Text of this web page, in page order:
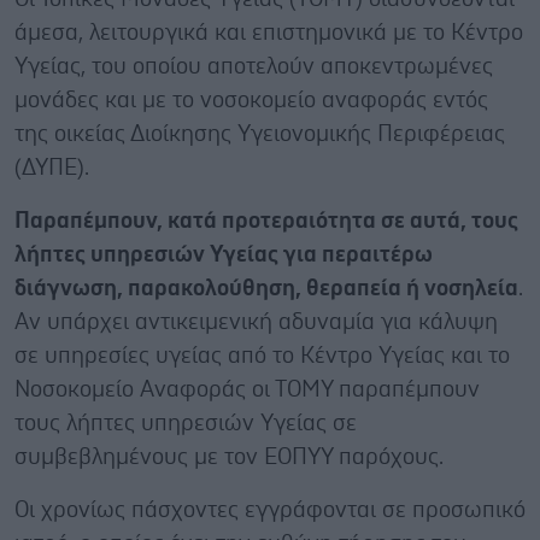
άμεσα, λειτουργικά και επιστημονικά με το Κέντρο
Υγείας, του οποίου αποτελούν αποκεντρωμένες
μονάδες και με το νοσοκομείο αναφοράς εντός
της οικείας Διοίκησης Υγειονομικής Περιφέρειας
(ΔΥΠΕ).
Παραπέμπουν, κατά προτεραιότητα σε αυτά, τους
λήπτες υπηρεσιών Υγείας για περαιτέρω
διάγνωση, παρακολούθηση, θεραπεία ή νοσηλεία.
Αν υπάρχει αντικειμενική αδυναμία για κάλυψη
σε υπηρεσίες υγείας από το Κέντρο Υγείας και το
Νοσοκομείο Αναφοράς οι ΤΟΜΥ παραπέμπουν
τους λήπτες υπηρεσιών Υγείας σε
συμβεβλημένους με τον ΕΟΠΥΥ παρόχους.
Οι χρονίως πάσχοντες εγγράφονται σε προσωπικό